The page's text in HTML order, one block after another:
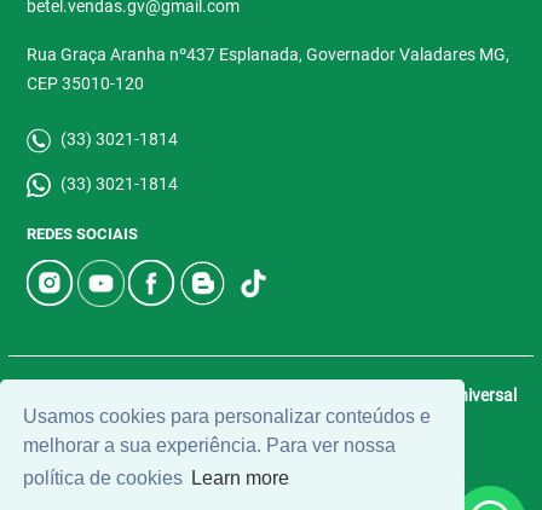
Usamos cookies para personalizar conteúdos e
melhorar a sua experiência. Para ver nossa
política de cookies Learn more
betel.vendas.gv@gmail.com
Rua Graça Aranha nº437 Esplanada, Governador Valadares MG,
CEP 35010-120
(33) 3021-1814
(33) 3021-1814
REDES SOCIAIS
Universal
Software.